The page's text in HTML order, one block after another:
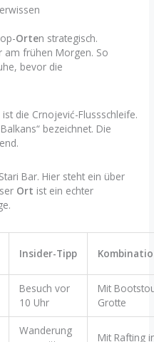
Orten strategisch.
am frühen Morgen. So
bevor die
ist die Crnojević-Flussschleife.
bezeichnet. Die
Bar. Hier steht ein über
Ort ist ein echter
Insider-Tipp
Besuch vor
10 Uhr
Mit
Grotte
Wanderung
Mit Rafting